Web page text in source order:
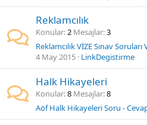
Reklamcılık
Konular 2 Mesajlar 3
Reklamcılık VİZE Sınav Soruları
4 May 2015 LinkDegistirme
Halk Hikayeleri
Konular 8 Mesajlar 8
Aöf Halk Hikayeleri Soru -